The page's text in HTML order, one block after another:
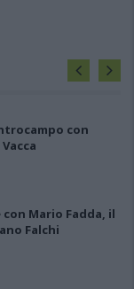
con
Mario Fadda, il
Falchi